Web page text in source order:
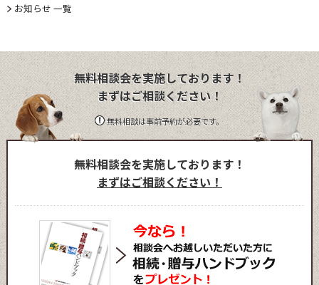
お知らせ 一覧
無料相談会を実施しております！
まずはご相談ください！
無料相談は事前予約が必要です。
無料相談会を実施しております！
まずはご相談ください！